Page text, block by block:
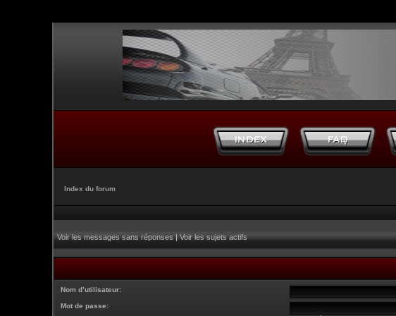
Index du forum
Voir les messages sans réponses|Voir les sujets actifs
Nom d’utilisateur:
Mot de passe: